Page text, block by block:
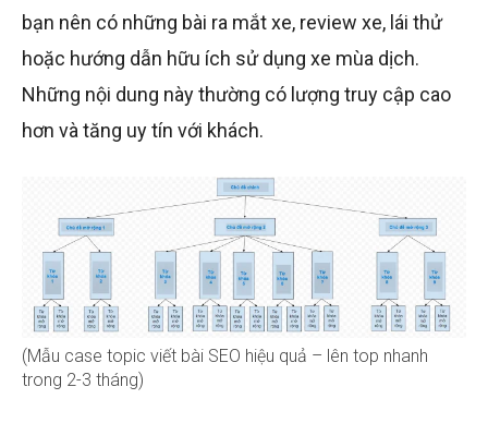
bạn nên có những bài ra mắt xe, review xe, lái thử
hoặc hướng dẫn hữu ích sử dụng xe mùa dịch.
Những nội dung này thường có lượng truy cập cao
hơn và tăng uy tín với khách.
(Mẫu case topic viết bài SEO hiệu quả – lên top nhanh
trong 2-3 tháng)